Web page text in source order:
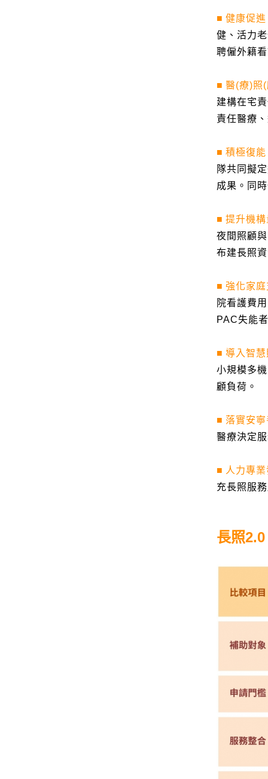
■ 健康促進
健、活力
聘僱外籍
■ 醫(療)照(
建構在宅
責任醫療
■ 積極復能
隊共同擬
成果。同
■ 提升機
夜間照顧
布建長照
■ 強化家
院看護費
PAC失能
■ 導入智
小規模多
顧負荷。
■ 落實安
醫療決定
■ 人力專
充長照服
長照